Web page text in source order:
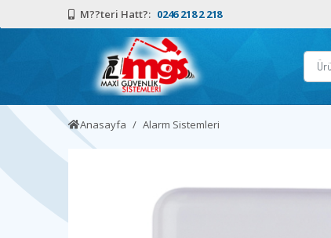
M??teri Hatt?: 0246 218 2 218
Anasayfa Alarm Sistemleri